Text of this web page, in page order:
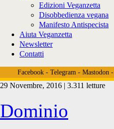
Edizioni Veganzetta
Disobbedienza vegana
Manifesto Antispecista
Aiuta Veganzetta
Newsletter
Contatti
Facebook- Telegram- Mastodon-
Tag:
29 Novembre, 2016 | 3.311 letture
Dominio